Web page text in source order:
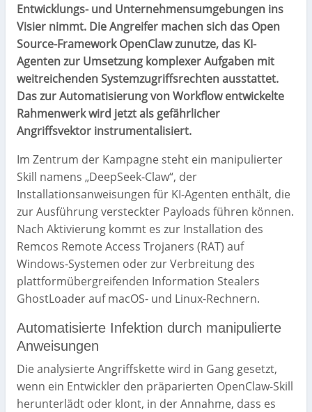
Entwicklungs- und Unternehmensumgebungen ins
Visier nimmt. Die Angreifer machen sich das Open
Source-Framework OpenClaw zunutze, das KI-
Agenten zur Umsetzung komplexer Aufgaben mit
weitreichenden Systemzugriffsrechten ausstattet.
Das zur Automatisierung von Workflow entwickelte
Rahmenwerk wird jetzt als gefährlicher
Angriffsvektor instrumentalisiert.
Im Zentrum der Kampagne steht ein manipulierter
Skill namens „DeepSeek-Claw“, der
Installationsanweisungen für KI-Agenten enthält, die
zur Ausführung versteckter Payloads führen können.
Nach Aktivierung kommt es zur Installation des
Remcos Remote Access Trojaners (RAT) auf
Windows-Systemen oder zur Verbreitung des
plattformübergreifenden Information Stealers
GhostLoader auf macOS- und Linux-Rechnern.
Automatisierte Infektion durch manipulierte
Anweisungen
Die analysierte Angriffskette wird in Gang gesetzt,
wenn ein Entwickler den präparierten OpenClaw-Skill
herunterlädt oder klont, in der Annahme, dass es